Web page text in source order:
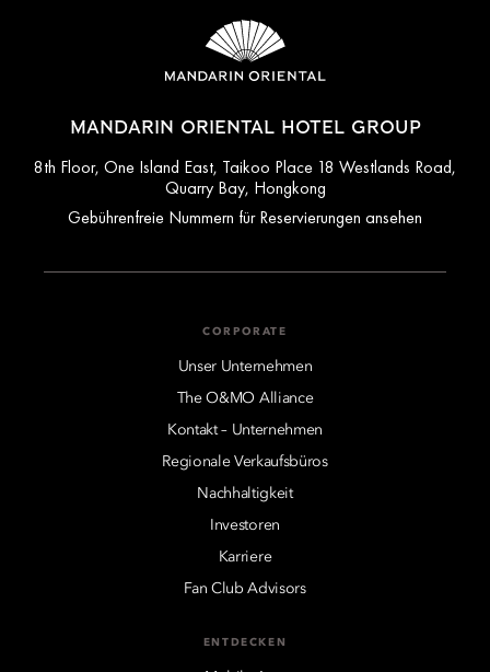
MANDARIN ORIENTAL HOTEL GROUP
8th Floor, One Island East, Taikoo Place 18 Westlands Road,
Quarry Bay, Hongkong
Gebührenfreie Nummern für Reservierungen ansehen
CORPORATE
Unser Unternehmen
The O&MO Alliance
Kontakt – Unternehmen
Regionale Verkaufsbüros
Nachhaltigkeit
Investoren
Karriere
Fan Club Advisors
ENTDECKEN